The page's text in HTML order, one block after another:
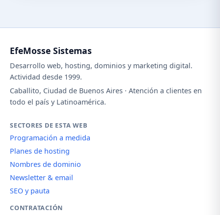
EfeMosse Sistemas
Desarrollo web, hosting, dominios y marketing digital.
Actividad desde 1999.
Caballito, Ciudad de Buenos Aires · Atención a clientes en
todo el país y Latinoamérica.
SECTORES DE ESTA WEB
Programación a medida
Planes de hosting
Nombres de dominio
Newsletter & email
SEO y pauta
CONTRATACIÓN